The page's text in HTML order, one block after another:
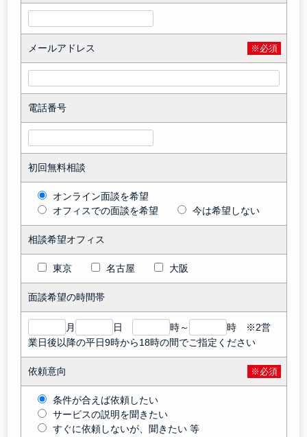
メールアドレス ※必須
電話番号
初回無料相談
オンライン面談を希望
オフィスでの面談を希望
今は希望しない
相談希望オフィス
東京 名古屋 大阪
面談希望の時間帯
月 日 時～
時 ※2営
業日後以降の平日9時から18時の間でご指定ください
依頼意向 ※必須
条件が合えば依頼したい
サービスの説明を聞きたい
すぐに依頼しないが、聞きたい 等